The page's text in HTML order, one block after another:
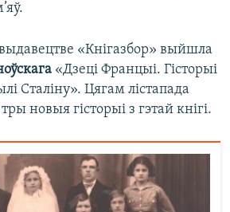
«Кнігазбор» выйшла
«Дзеці Францыі. Гісторыі
Сталіну». Цягам лістапада
новыя гісторыі з гэтай кнігі.